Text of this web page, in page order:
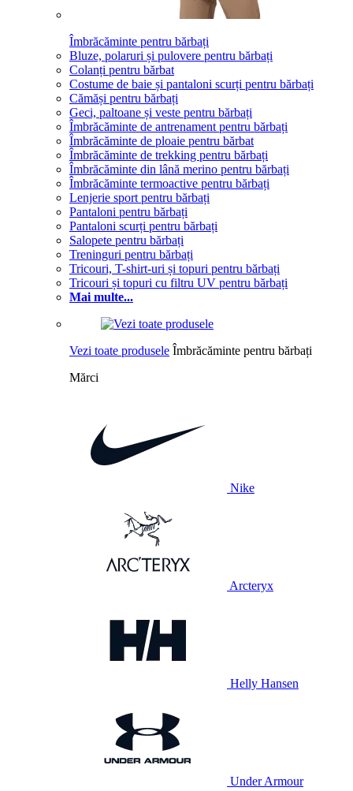
Îmbrăcăminte pentru bărbați
Bluze, polaruri și pulovere pentru bărbați
Colanți pentru bărbat
Costume de baie și pantaloni scurți pentru bărbați
Cămăși pentru bărbați
Geci, paltoane și veste pentru bărbați
Îmbrăcăminte de antrenament pentru bărbați
Îmbrăcăminte de ploaie pentru bărbat
Îmbrăcăminte de trekking pentru bărbați
Îmbrăcăminte din lână merino pentru bărbați
Îmbrăcăminte termoactive pentru bărbați
Lenjerie sport pentru bărbați
Pantaloni pentru bărbați
Pantaloni scurți pentru bărbați
Salopete pentru bărbați
Treninguri pentru bărbați
Tricouri, T-shirt-uri și topuri pentru bărbați
Tricouri și topuri cu filtru UV pentru bărbați
Mai multe...
Vezi toate produsele Îmbrăcăminte pentru bărbați
Mărci
Nike
Arcteryx
Helly Hansen
Under Armour